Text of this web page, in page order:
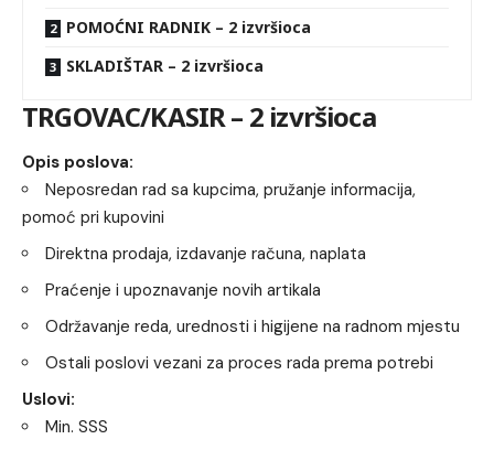
POMOĆNI RADNIK – 2 izvršioca
SKLADIŠTAR – 2 izvršioca
TRGOVAC/KASIR – 2 izvršioca
Opis poslova:
Neposredan rad sa kupcima, pružanje informacija,
pomoć pri kupovini
Direktna prodaja, izdavanje računa, naplata
Praćenje i upoznavanje novih artikala
Održavanje reda, urednosti i higijene na radnom mjestu
Ostali poslovi vezani za proces rada prema potrebi
Uslovi:
Min. SSS